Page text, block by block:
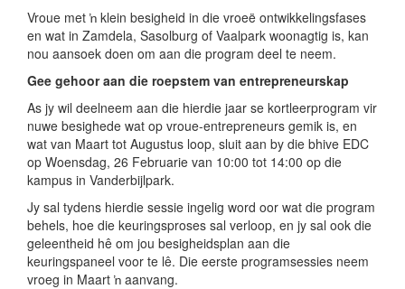
Vroue met ŉ klein besigheid in die vroeë ontwikkelingsfases
en wat in Zamdela, Sasolburg of Vaalpark woonagtig is, kan
nou aansoek doen om aan die program deel te neem.
Gee gehoor aan die roepstem van entrepreneurskap
As jy wil deelneem aan die hierdie jaar se kortleerprogram vir
nuwe besighede wat op vroue-entrepreneurs gemik is, en
wat van Maart tot Augustus loop, sluit aan by die bhive EDC
op Woensdag, 26 Februarie van 10:00 tot 14:00 op die
kampus in Vanderbijlpark.
Jy sal tydens hierdie sessie ingelig word oor wat die program
behels, hoe die keuringsproses sal verloop, en jy sal ook die
geleentheid hê om jou besigheidsplan aan die
keuringspaneel voor te lê. Die eerste programsessies neem
vroeg in Maart ŉ aanvang.